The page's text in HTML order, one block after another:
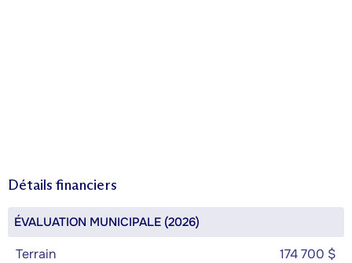
Détails financiers
ÉVALUATION MUNICIPALE (2026)
Terrain 174 700 $